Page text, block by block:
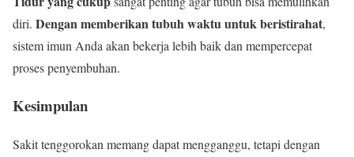
diri. Dengan memberikan tubuh waktu untuk beristirahat,
sistem imun Anda akan bekerja lebih baik dan mempercepat
proses penyembuhan.
Kesimpulan
Sakit tenggorokan memang dapat mengganggu, tetapi dengan